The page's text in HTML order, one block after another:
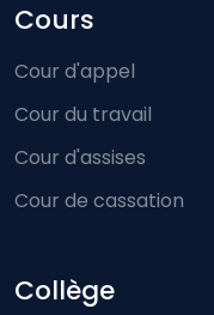
Cours
Cour d'appel
Cour du travail
Cour d'assises
Cour de cassation
Collège